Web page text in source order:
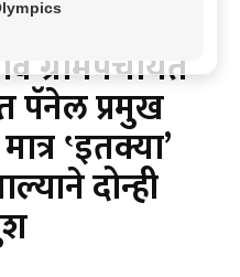
ग्रामपंचायत
पॅनेल प्रमुख
‛इतक्या’
दोन्ही